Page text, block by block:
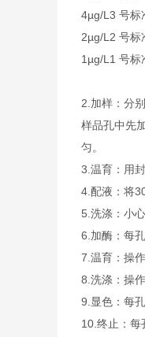
4µg/L 3 号标
2µg/L 2 号标
1µg/L 1 号标
2.加样：分
样品孔中先
匀。
3.温育：用
4.配液：将
5.洗涤：小
6.加酶：每
7.温育：操作
8.洗涤：操作
9.显色：每
10.终止：每